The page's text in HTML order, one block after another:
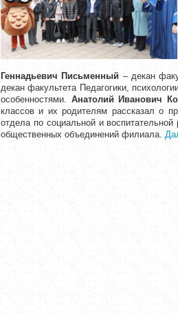
Геннадьевич Письменный – декан
декан факультета Педагогики,
особенностями. Анатолий Иванович
классов и их родителям рассказал о
отдела по социальной и
общественных объединений филиала.